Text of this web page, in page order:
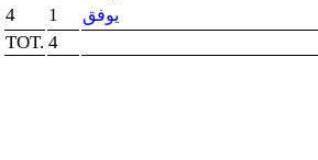
4 1 يوفق
TOT. 4